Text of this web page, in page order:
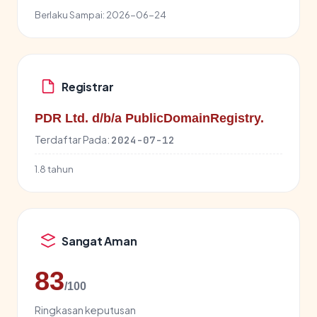
Berlaku Sampai: 2026-06-24
Registrar
PDR Ltd. d/b/a PublicDomainRegistry.
Terdaftar Pada: 2024-07-12
1.8 tahun
Sangat Aman
83/100
Ringkasan keputusan